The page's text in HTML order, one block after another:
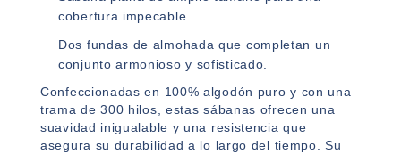
cobertura impecable.
Dos fundas de almohada que completan un
conjunto armonioso y sofisticado.
Confeccionadas en 100% algodón puro y con una
trama de 300 hilos, estas sábanas ofrecen una
suavidad inigualable y una resistencia que
asegura su durabilidad a lo largo del tiempo. Su